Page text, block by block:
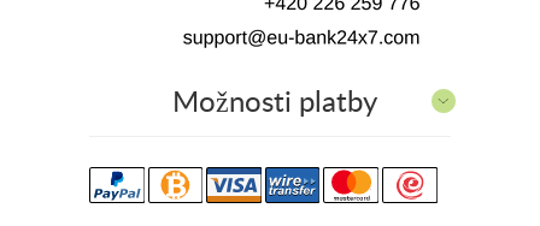
Možnosti platby